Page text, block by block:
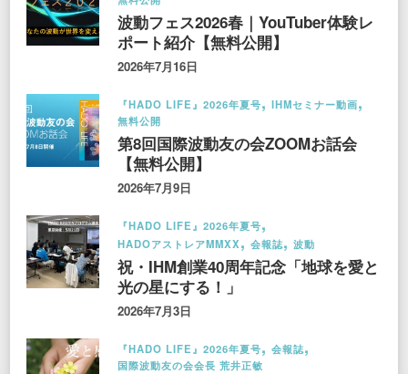
波動フェス2026春｜YouTuber体験レ
ポート紹介【無料公開】
2026年7月16日
『HADO LIFE』2026年夏号
IHMセミナー動画
無料公開
第8回国際波動友の会ZOOMお話会
【無料公開】
2026年7月9日
『HADO LIFE』2026年夏号
HADOアストレアMMXX
会報誌 波動
祝・IHM創業40周年記念「地球を愛と
光の星にする！」
2026年7月3日
『HADO LIFE』2026年夏号
会報誌
国際波動友の会会長 荒井正敏